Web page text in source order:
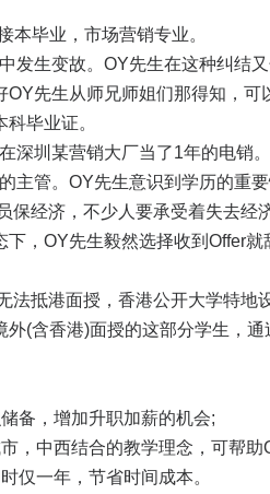
毕业，市场营销专业。
生变故。OY先生在这种纠结又
先生从师兄师姐们那得知，
毕业证。
圳某营销大厂当了1年的电销
主管。OY先生意识到学历的重
经济，不少人要承受着失去经
，OY先生毅然选择收到Offer
抵港面授，香港公开大学特地
(含香港)面授的这部分学生，
，增加升职加薪的机会;
中西结合的教学理念，可帮助
一年，节省时间成本。